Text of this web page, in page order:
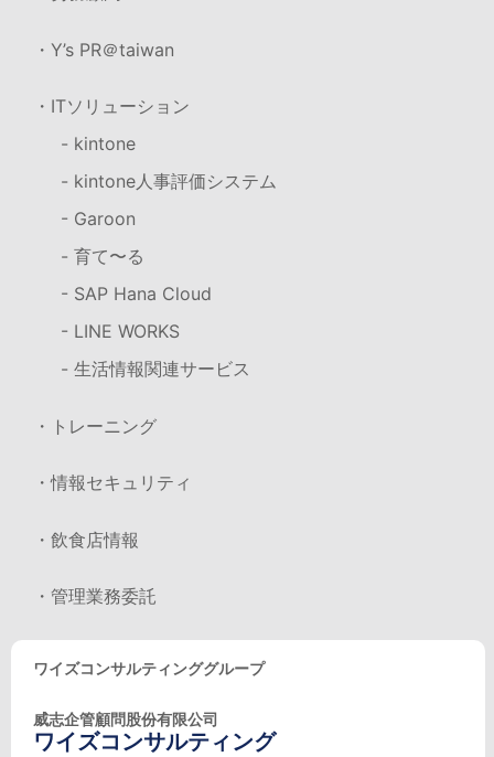
・Y’s PR＠taiwan
・ITソリューション
- kintone
- kintone人事評価システム
- Garoon
- 育て〜る
- SAP Hana Cloud
- LINE WORKS
- 生活情報関連サービス
・トレーニング
・情報セキュリティ
・飲食店情報
・管理業務委託
ワイズコンサルティンググループ
威志企管顧問股份有限公司
ワイズコンサルティング